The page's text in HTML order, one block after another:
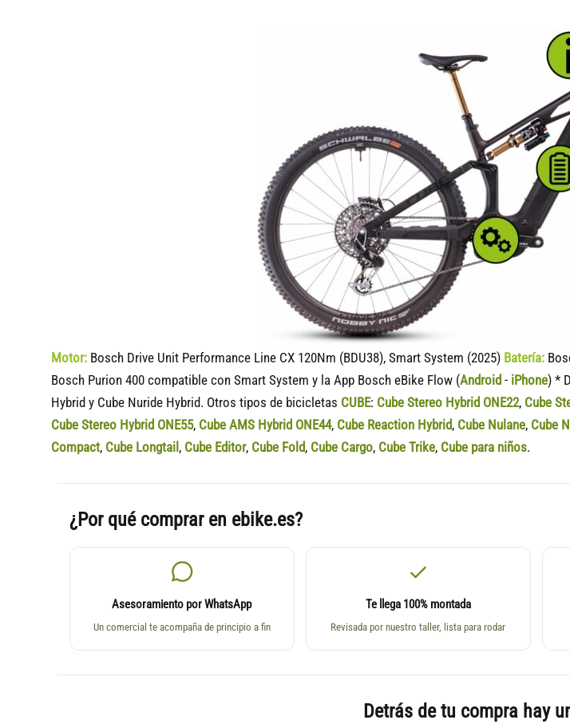
Motor:Bosch Drive Unit Performance Line CX 120Nm (BDU38), Smart System (2025) Batería:
Bosch Purion 400 compatiblecon Smart System y la App Bosch eBike Flow (Android - iPhone) *
Hybrid y Cube Nuride Hybrid. Otros tipos de bicicletas CUBE: Cube Stereo Hybrid ONE22, Cube
Cube Stereo Hybrid ONE55, Cube AMS Hybrid ONE44, Cube Reaction Hybrid, Cube Nulane, Cube
Compact, Cube Longtail , Cube Editor, Cube Fold, Cube Cargo, Cube Trike, Cube para niños.
¿Por qué comprar en ebike.es?
Asesoramiento por WhatsApp
Un comercial te acompaña de principio a fin
Te llega 100% montada
Revisada por nuestro taller, lista para rodar
Detrás de tu compra hay